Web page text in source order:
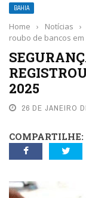
BAHIA
Home › Notícias ›
roubo de bancos em
2025
26 DE JANEIRO
COMPARTILHE: